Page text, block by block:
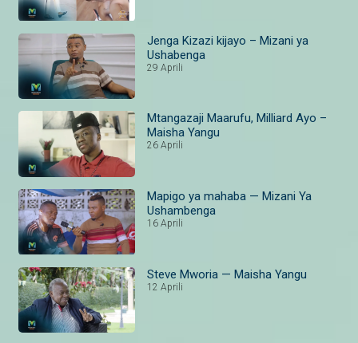
Jenga Kizazi kijayo – Mizani ya
Ushabenga
29 Aprili
Mtangazaji Maarufu, Milliard Ayo –
Maisha Yangu
26 Aprili
Mapigo ya mahaba — Mizani Ya
Ushambenga
16 Aprili
Steve Mworia — Maisha Yangu
12 Aprili